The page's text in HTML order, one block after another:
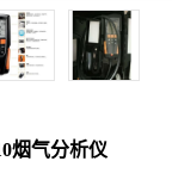
烟气分析仪